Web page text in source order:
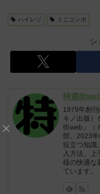
ハイレゾ ミニコンポ
シ
特選街
1979年創
キノ出版）
街web」（
部。2023
役立つ知識
入方法、上
様の快適な
ています。